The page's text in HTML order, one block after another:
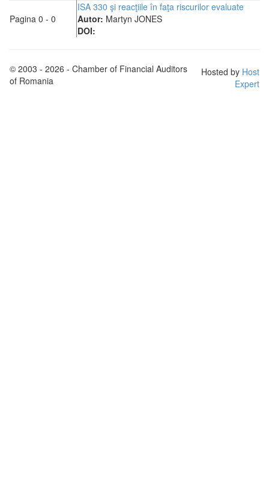
Pagina 0 - 0
ISA 330 şi reacţiile în faţa riscurilor evaluate
Autor: Martyn JONES
DOI:
© 2003 - 2026 - Chamber of Financial Auditors
of Romania
Hosted by Host
Expert